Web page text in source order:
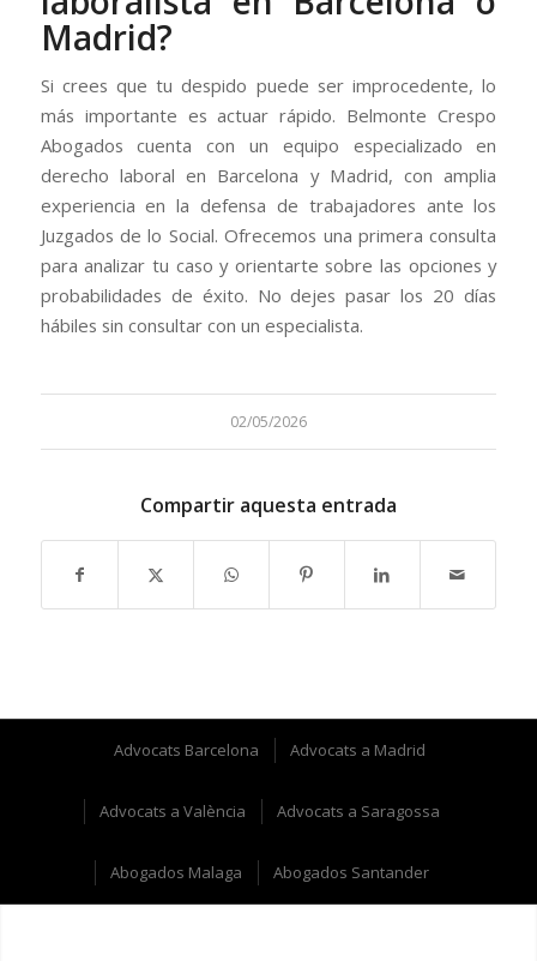
Madrid?
Si crees que tu despido puede ser improcedente, lo
más importante es actuar rápido. Belmonte Crespo
Abogados cuenta con un equipo especializado en
derecho laboral en Barcelona y Madrid, con amplia
experiencia en la defensa de trabajadores ante los
Juzgados de lo Social. Ofrecemos una primera consulta
para analizar tu caso y orientarte sobre las opciones y
probabilidades de éxito. No dejes pasar los 20 días
hábiles sin consultar con un especialista.
02/05/2026
Compartir aquesta entrada
Advocats Barcelona Advocats a Madrid
Advocats a València Advocats a Saragossa
Abogados Malaga Abogados Santander